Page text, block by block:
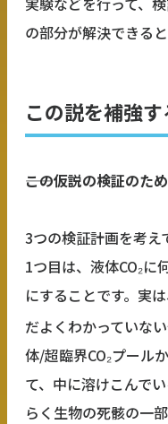
の部分が解決できると
この説を補強
――この仮説の検証の
3つの検証計画を考え
1つ目は、液体CO₂に
にすることです。実
だよくわかっていな
体/超臨界CO₂プール
て、中に溶けこんで
らく生物の死骸の一